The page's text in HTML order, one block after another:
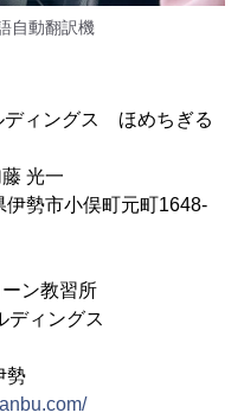
自動翻訳機
ィングス ほめちぎる
光一
勢市小俣町元町1648-
ン教習所
ィングス